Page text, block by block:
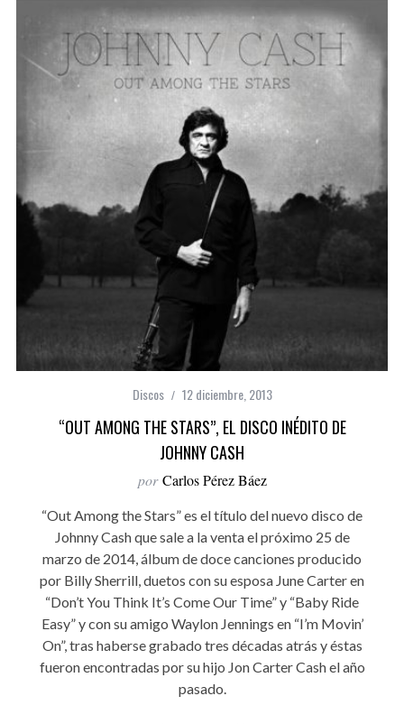
Discos 12 diciembre, 2013
“OUT AMONG THE STARS”, EL DISCO INÉDITO DE
JOHNNY CASH
por Carlos Pérez Báez
“Out Among the Stars” es el título del nuevo disco de
Johnny Cash que sale a la venta el próximo 25 de
marzo de 2014, álbum de doce canciones producido
por Billy Sherrill, duetos con su esposa June Carter en
“Don’t You Think It’s Come Our Time” y “Baby Ride
Easy” y con su amigo Waylon Jennings en “I’m Movin’
On”, tras haberse grabado tres décadas atrás y éstas
fueron encontradas por su hijo Jon Carter Cash el año
pasado.